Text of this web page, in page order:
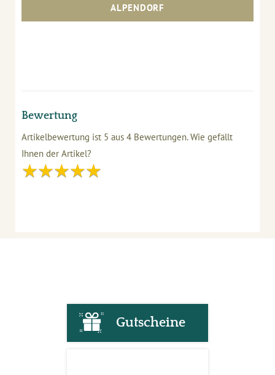
ALPENDORF
Bewertung
Artikelbewertung ist 5 aus 4 Bewertungen.Wie gefällt
Ihnen der Artikel?
Gutscheine